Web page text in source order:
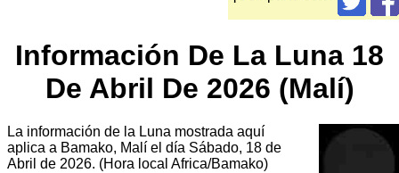
Información De La Luna 18
De Abril De 2026 (Malí)
La información de la Luna mostrada aquí
aplica a Bamako, Malí el día Sábado, 18 de
Abril de 2026. (Hora local Africa/Bamako)